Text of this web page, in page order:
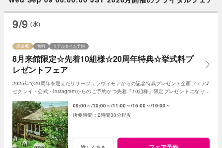
9/9 (水)
8月来館限定☆先着10組様☆20周年特典☆挙式料プ
レゼントフェア
残席 無料 リアルタイム予約
2025年で20周年を迎えたリサージュラヴィモアからの記念特典プレゼント企画フェア♪
ゼクシイ・公式・Instagramからのご予約かつ先着「10組様」限定プレゼントになりま
09:00～ 10:00～ 11:00～ 16:00～ 19:00～
2時間30分程度